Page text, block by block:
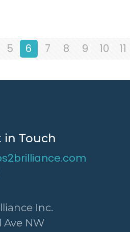
5 6 7 8 9 10 11
in Touch
Inc.
Ave NW